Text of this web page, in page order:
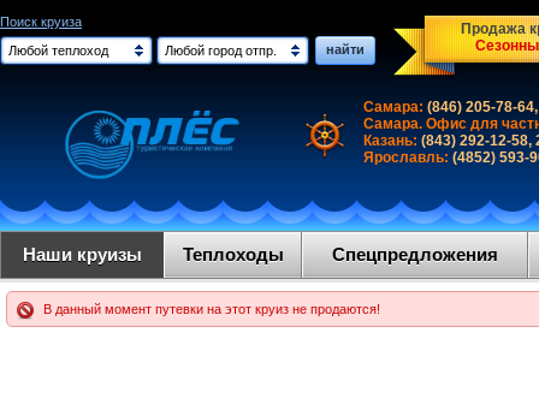
Поиск круиза
Любой теплоход
Любой город отпр. найти
Продажа
Самара: (846) 205-78-
Самара. Офис для
Казань: (843) 292-12-58,
Ярославль: (4852) 593-
Наши круизы Теплоходы Спецпредложения
В данный момент путевки на этот круиз не продаются!